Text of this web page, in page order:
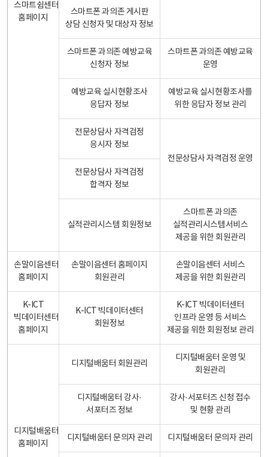
스마트쉼센터
홈페이지
스마트폰 과의존 게시판
상담 신청자 및 대상자 정보
스마트폰 과의존 예방교육
신청자 정보
스마트폰 과의존 예방교육
운영
예방교육 실시현황조사
응답자 정보
예방교육 실시현황조사를
위한 응답자 정보 관리
전문상담사 자격검정
응시자 정보
전문상담사 자격검정 운영
전문상담사 자격검정
합격자 정보
실적관리시스템 회원정보
스마트폰 과의존
실적관리시스템서비스
제공을 위한 회원관리
손말이음센터
홈페이지
손말이음센터 홈페이지
회원관리
손말이음센터 서비스
제공을 위한 회원관리
K-ICT
빅데이터센터
홈페이지
K-ICT 빅데이터센터
회원정보
K-ICT 빅데이터센터
인프라 운영 등 서비스
제공을 위한 회원정보 관리
디지털배움터
홈페이지
디지털배움터 회원관리
디지털배움터 운영 및
회원관리
디지털배움터 강사·
서포터즈 정보
강사·서포터즈 신청 접수
및 현황 관리
디지털배움터 문의자 관리 디지털배움터 문의자 관리